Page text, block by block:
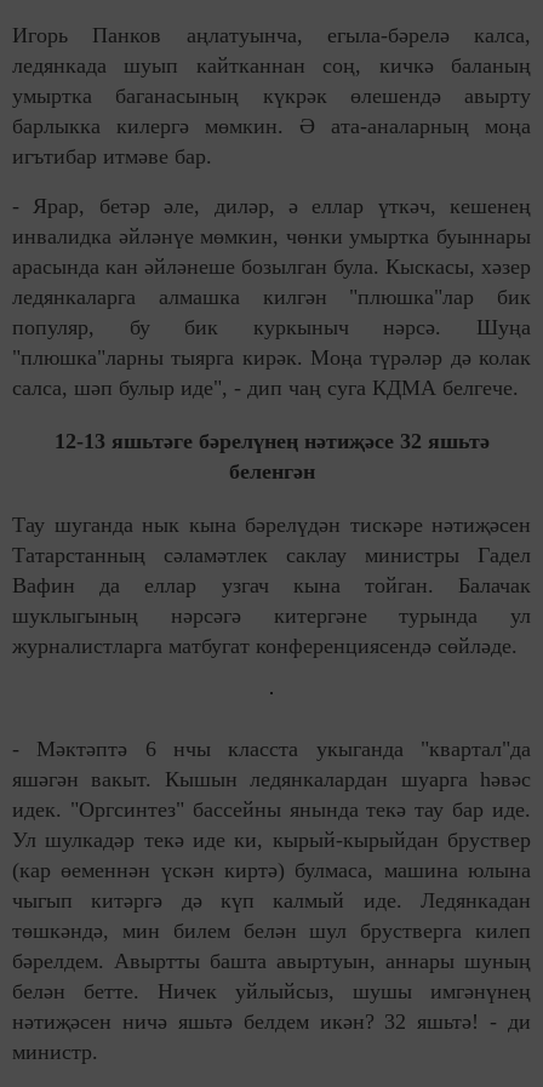
Игорь Панков аңлатуынча, егыла-бәрелә калса,
ледянкада шуып кайтканнан соң, кичкә баланың
умыртка баганасының күкрәк өлешендә авырту
барлыкка килергә мөмкин. Ә ата-аналарның моңа
игътибар итмәве бар.
- Ярар, бетәр әле, диләр, ә еллар үткәч, кешенең
инвалидка әйләнүе мөмкин, чөнки умыртка буыннары
арасында кан әйләнеше бозылган була. Кыскасы, хәзер
ледянкаларга алмашка килгән "плюшка"лар бик
популяр, бу бик куркыныч нәрсә. Шуңа
"плюшка"ларны тыярга кирәк. Моңа түрәләр дә колак
салса, шәп булыр иде", - дип чаң суга КДМА белгече.
12-13 яшьтәге бәрелүнең нәтиҗәсе 32 яшьтә
беленгән
Тау шуганда нык кына бәрелүдән тискәре нәтиҗәсен
Татарстанның сәламәтлек саклау министры Гадел
Вафин да еллар узгач кына тойган. Балачак
шуклыгының нәрсәгә китергәне турында ул
журналистларга матбугат конференциясендә сөйләде.
- Мәктәптә 6 нчы класста укыганда "квартал"да
яшәгән вакыт. Кышын ледянкалардан шуарга һәвәс
идек. "Оргсинтез" бассейны янында текә тау бар иде.
Ул шулкадәр текә иде ки, кырый-кырыйдан бруствер
(кар өеменнән үскән киртә) булмаса, машина юлына
чыгып китәргә дә күп калмый иде. Ледянкадан
төшкәндә, мин билем белән шул брустверга килеп
бәрелдем. Авыртты башта авыртуын, аннары шуның
белән бетте. Ничек уйлыйсыз, шушы имгәнүнең
нәтиҗәсен ничә яшьтә белдем икән? 32 яшьтә! - ди
министр.